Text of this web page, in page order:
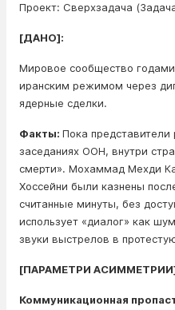
Проект: Сверхзадача
[ДАНО]:
Мировое сообщество годами
иранским режимом через
ядерные сделки.
Факты: Пока
заседаниях ООН, внутри
смерти». Мохаммад Мехди
Хоссейни были казнены
считанные минуты, без
использует «диалог» как
звуки выстрелов в
[ПАРАМЕТРИ
Коммуникационная